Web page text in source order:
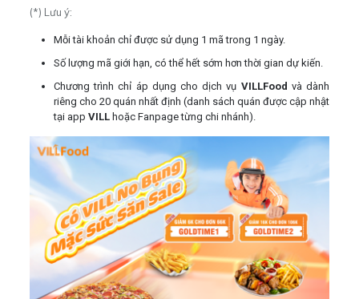
(*) Lưu ý:
Mỗi tài khoản chỉ được sử dụng 1 mã trong 1 ngày.
Số lượng mã giới hạn, có thể hết sớm hơn thời gian dự kiến.
Chương trình chỉ áp dụng cho dịch vụ VILLFood và dành
riêng cho 20 quán nhất định (danh sách quán được cập nhật
tại app VILLhoặc Fanpage từng chi nhánh).